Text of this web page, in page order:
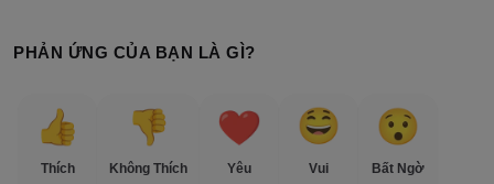
PHẢN ỨNG CỦA BẠN LÀ GÌ?
Thích Không Thích Yêu Vui Bất Ngờ